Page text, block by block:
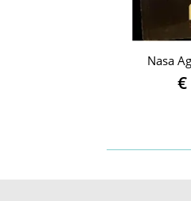
Nasa
€